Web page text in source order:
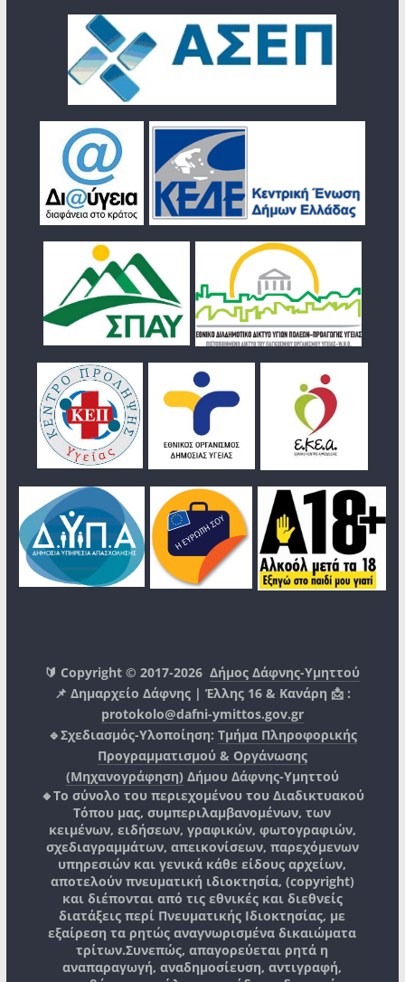
🔰 Copyright © 2017-2026Δήμος Δάφνης-Υμηττού
📌 Δημαρχείο Δάφνης | Έλλης 16 & Κανάρη 📩 :
protokolo@dafni-ymittos.gov.gr
🔹Σχεδιασμός-Υλοποίηση: Τμήμα Πληροφορικής
Προγραμματισμού & Οργάνωσης
(Μηχανογράφηση) Δήμου Δάφνης-Υμηττού
🔸Το σύνολο του περιεχομένου του Διαδικτυακού
Τόπου μας, συμπεριλαμβανομένων, των
κειμένων, ειδήσεων, γραφικών, φωτογραφιών,
σχεδιαγραμμάτων, απεικονίσεων, παρεχόμενων
υπηρεσιών και γενικά κάθε είδους αρχείων,
αποτελούν πνευματική ιδιοκτησία, (copyright)
και διέπονται από τις εθνικές και διεθνείς
διατάξεις περί Πνευματικής Ιδιοκτησίας, με
εξαίρεση τα ρητώς αναγνωρισμένα δικαιώματα
τρίτων.Συνεπώς, απαγορεύεται ρητά η
αναπαραγωγή, αναδημοσίευση, αντιγραφή,